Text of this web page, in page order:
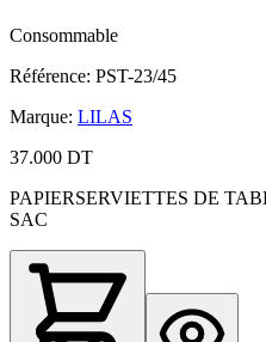
Consommable
Référence: PST-23/45
Marque: LILAS
37.000 DT
PAPIERSERVIETTES DE
SAC